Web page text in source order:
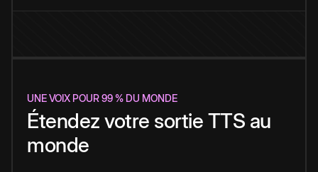
UNE VOIX POUR 99 % DU MONDE
Étendez votre sortie TTS au
monde